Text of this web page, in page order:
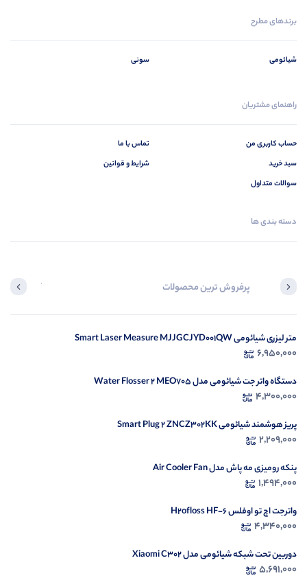
برندهای مطرح
شیائومی سونی
راهنمای مشتریان
حساب کاربری من
سبد خرید
سوالات متداول
تماس با ما
شرایط و قوانین
دسته بندی ها
پرفروش ترین محصولات آخرین
متر لیزری شیائومی Smart Laser Measure MJJGCJYD001QW
6,950,000
دستگاه واتر جت شیائومی مدل Water Flosser 2 MEO705
4,300,000
پریز هوشمند شیائومی Smart Plug 2 ZNCZ302KK
2,209,000
پنکه رومیزی مه پاش مدل Air Cooler Fan
1,494,000
واترجت اچ تو اوفلس H2ofloss HF-6
4,340,000
دوربین تحت شبکه شیائومی مدل Xiaomi C302
5,691,000